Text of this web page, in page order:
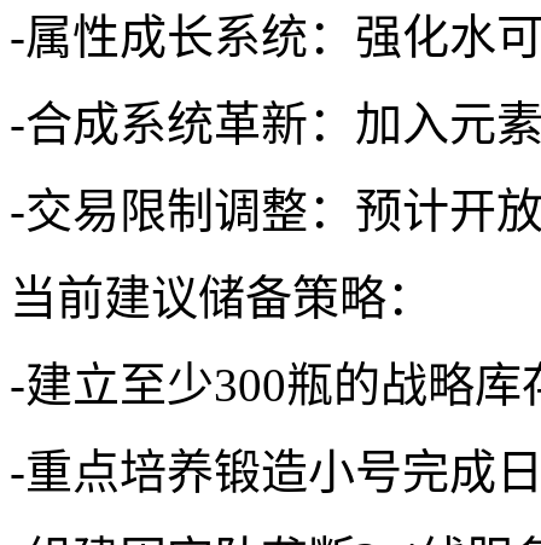
-属性成长系统：强化水
-合成系统革新：加入元
-交易限制调整：预计开
当前建议储备策略：
-建立至少300瓶的战略库
-重点培养锻造小号完成